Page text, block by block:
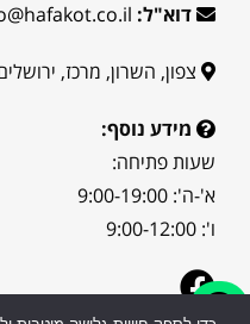
דוא"ל:
צפון, השרון, מרכז,
מידע נוסף:
שעות פתיחה:
א'-ה': 9:00-19:00
ו': 9:00-12:00